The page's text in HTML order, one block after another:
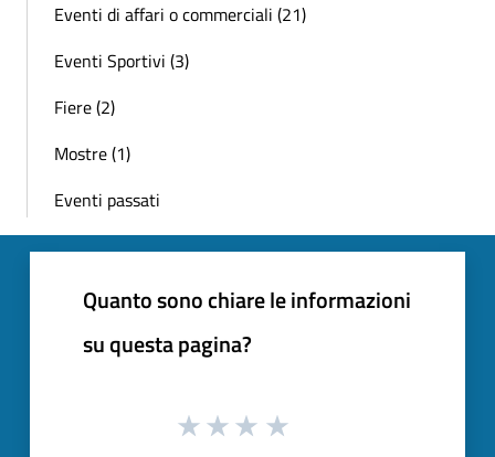
Eventi di affari o commerciali (21)
Eventi Sportivi (3)
Fiere (2)
Mostre (1)
Eventi passati
Quanto sono chiare le informazioni
su questa pagina?